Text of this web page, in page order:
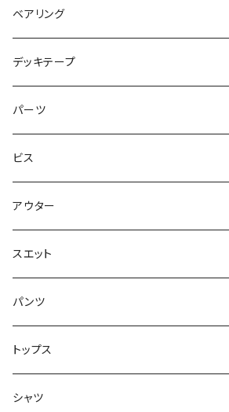
アウター
シャツ
トップス
スエット
ソックス
アンダーウェア
アクセサリー
シューズ
バッグ
NIKE SB DUNK
NM933
ゴツいシューズ最高！
Small Shoes
8インチ
8.2インチ
7.3インチ
7.5インチ
7.7インチ
7.8インチ
7.9インチ
8インチ
8.1インチ
8.2インチ
8.3インチ
ベアリング
デッキテープ
パーツ
ビス
アウター
スエット
パンツ
トップス
シャツ